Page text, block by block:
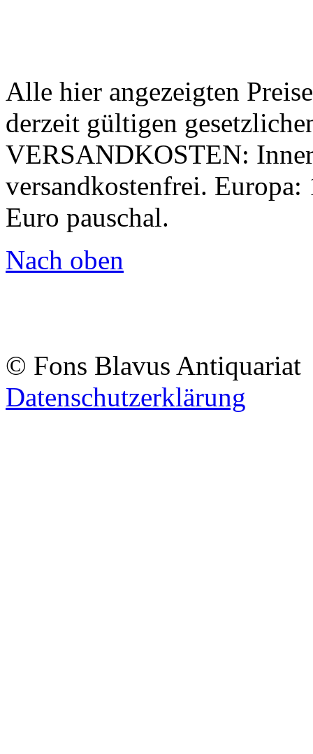
Alle hier angezeigten
derzeit gültigen
VERSANDKOSTEN:
versandkostenfrei.
Euro pauschal.
Nach oben
© Fons Blavus
Datenschutzerklärung